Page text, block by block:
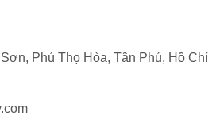
Phú Thọ Hòa, Tân Phú, Hồ Chí